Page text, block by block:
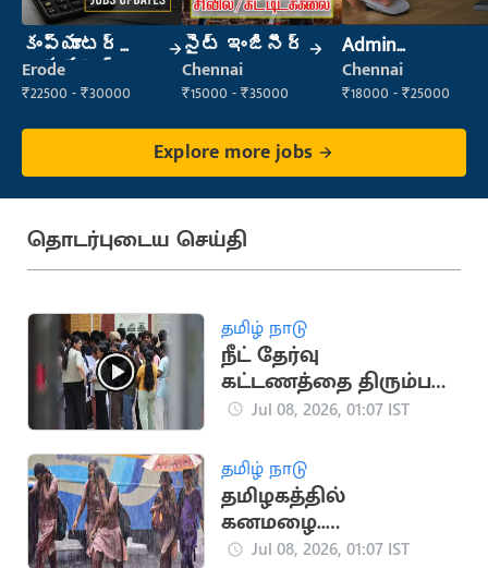
కంప్యూటర్
ఆపరేటర్
Erode
₹22500 - ₹30000
సైట్ ఇంజినీర్
Chennai
₹15000 - ₹35000
Admin
Supervisor
Chennai
₹18000 - ₹25000
Explore more jobs
தொடர்புடைய செய்தி
தமிழ் நாடு
நீட் தேர்வு
கட்டணத்தை திரும்பப்
பெற விண்ணப்பிக்கும்
Jul 08, 2026, 01:07 IST
தமிழ் நாடு
தமிழகத்தில்
கனமழை..
பள்ளிகளுக்கு
Jul 08, 2026, 01:07 IST